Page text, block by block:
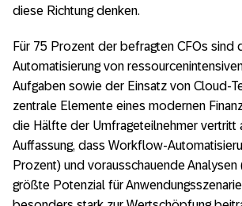
diese Richtung denken.
Für 75 Prozent der befragten CFOs sind
Automatisierung von
Aufgaben sowie der Einsatz von Cloud-
zentrale Elemente eines modernen
die Hälfte der Umfrageteilnehmer vertritt
Auffassung, dass Workflow-
Prozent) und vorausschauende
größte Potenzial für